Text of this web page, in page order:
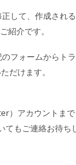
して、作成される
紹介です。
フォームからトラ
だけます。
）アカウントまで
てもご連絡お待ち